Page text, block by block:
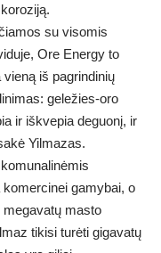
su visomis
Ore Energy to
iš pagrindinių
geležies-oro
ir iškvepia deguonį, ir
Yilmazas.
gamybai, o
megavatų masto
tikisi turėti gigavatų